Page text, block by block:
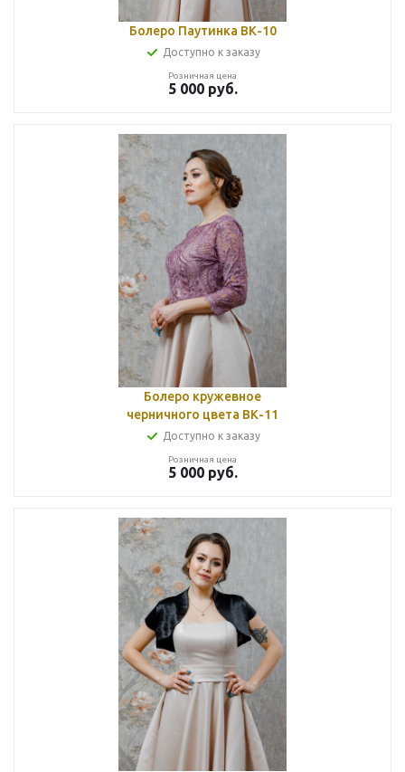
Болеро Паутинка ВК-10
Доступно к заказу
Розничная цена
5 000руб.
Болеро кружевное
черничного цвета ВК-11
Доступно к заказу
Розничная цена
5 000руб.